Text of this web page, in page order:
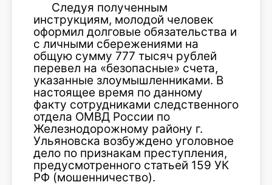
Следуя полученным
инструкциям, молодой человек
оформил долговые обязательства и
с личными сбережениями на
общую сумму 777 тысяч рублей
перевел на «безопасные» счета,
указанные злоумышленниками. В
настоящее время по данному
факту сотрудниками следственного
отдела ОМВД России по
Железнодорожному району г.
Ульяновска возбуждено уголовное
дело по признакам преступления,
предусмотренного статьей 159 УК
РФ (мошенничество).